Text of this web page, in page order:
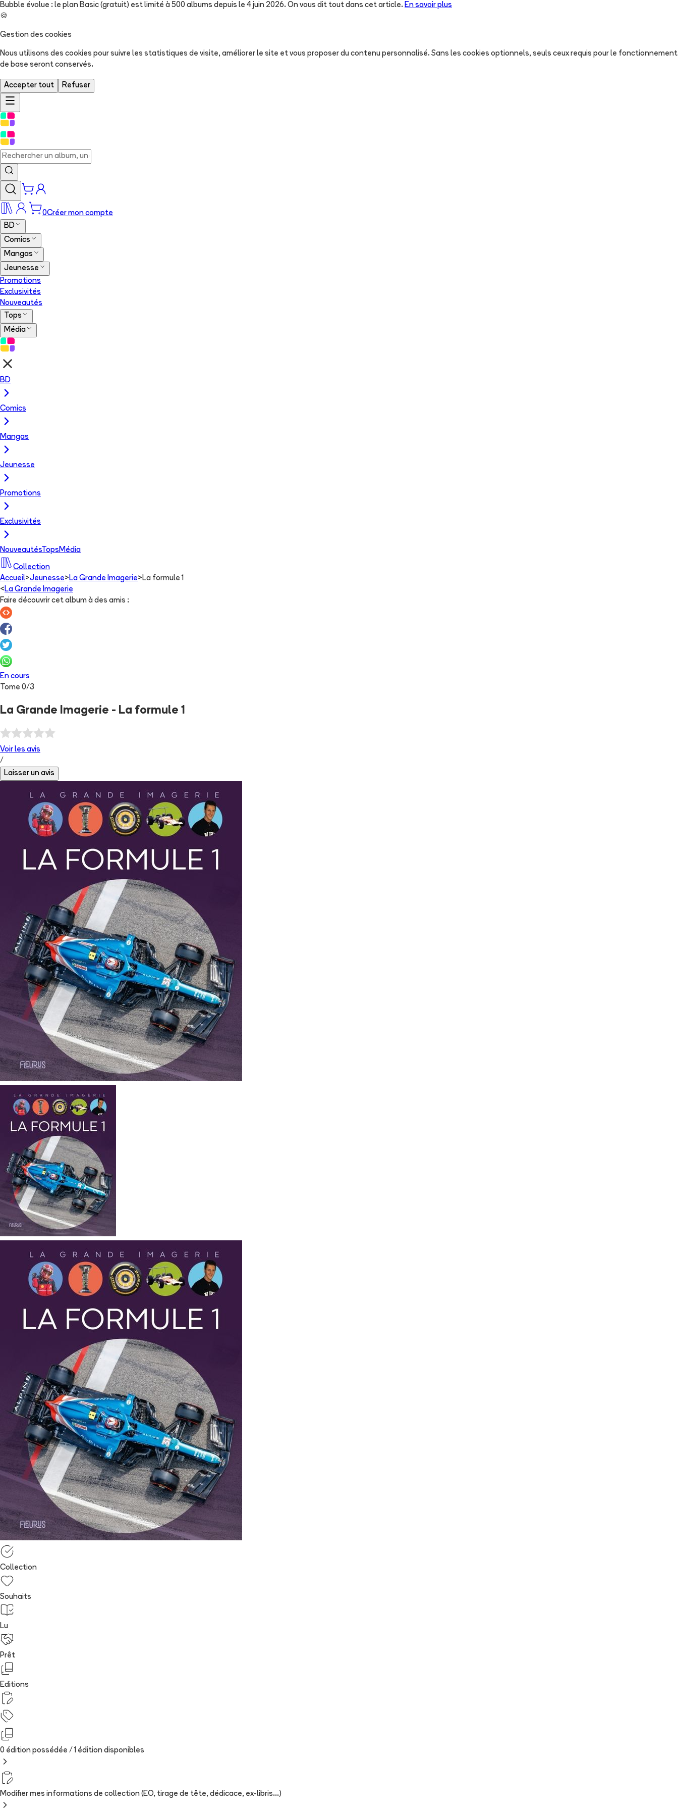
Bubble évolue : le plan Basic (gratuit) est limité à 500 albums depuis le 4 juin 2026. On vous dit tout dans cet article. En savoir plus
🍪
Gestion des cookies
Nous utilisons des cookies pour suivre les statistiques de visite, améliorer le site et vous proposer du contenu personnalisé. Sans les cookies optionnels, seuls ceux requis pour le fonctionnement
de base seront conservés.
Accepter tout Refuser
0Créer mon compte
BD
Comics
Mangas
Jeunesse
Promotions
Exclusivités
Nouveautés
Tops
Média
BD
Comics
Mangas
Jeunesse
Promotions
Exclusivités
NouveautésTops Média
Collection
Accueil>Jeunesse> La Grande Imagerie> La formule 1
< La Grande Imagerie
Faire découvrir cet album à des amis :
En cours
Tome 0/3
La Grande Imagerie - La formule 1
Voir les avis
/
Laisser un avis
Collection
Souhaits
Lu
Prêt
Editions
0 édition possédée / 1 édition disponibles
Modifier mes informations de collection (EO, tirage de tête, dédicace, ex-libris...)